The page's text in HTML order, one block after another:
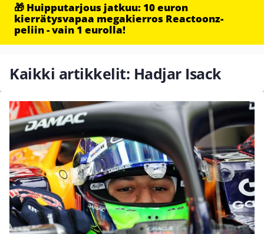
🎁 Huipputarjous jatkuu: 10 euron
kierrätysvapaa megakierros Reactoonz-
peliin - vain 1 eurolla!
Kaikki artikkelit: Hadjar Isack